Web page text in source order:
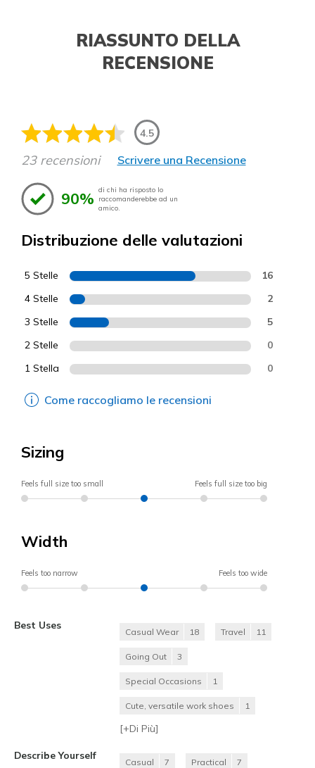
RIASSUNTO DELLA
RECENSIONE
4.5
23 recensioni Scrivere una Recensione
90% di chi ha risposto lo
raccomanderebbe ad un
amico.
Distribuzione delle valutazioni
5 Stelle 16
4 Stelle 2
3 Stelle 5
2 Stelle 0
1 Stella 0
Come raccogliamo le recensioni
Sizing
Feels full size too small Feels full size too big
Width
Feels too narrow Feels too wide
Best Uses
Casual Wear 18 Travel 11
Going Out 3
Special Occasions 1
Cute, versatile work shoes 1
[+Di Più]
Describe Yourself
Casual 7 Practical 7